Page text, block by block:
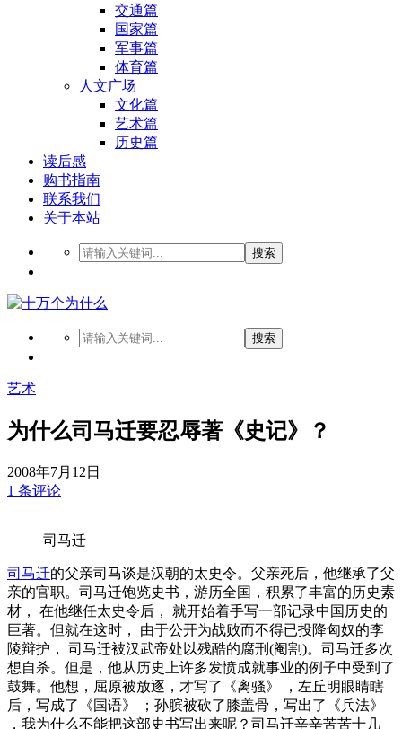
交通篇
国家篇
军事篇
体育篇
人文广场
文化篇
艺术篇
历史篇
读后感
购书指南
联系我们
关于本站
搜索
搜索
艺术
为什么司马迁要忍辱著《史记》？
2008年7月12日
1 条评论
司马迁
司马迁的父亲司马谈是汉朝的太史令。父亲死后，他继承了父
亲的官职。司马迁饱览史书，游历全国，积累了丰富的历史素
材， 在他继任太史令后， 就开始着手写一部记录中国历史的
巨著。但就在这时， 由于公开为战败而不得已投降匈奴的李
陵辩护， 司马迁被汉武帝处以残酷的腐刑(阉割)。司马迁多次
想自杀。但是，他从历史上许多发愤成就事业的例子中受到了
鼓舞。他想，屈原被放逐，才写了《离骚》 ，左丘明眼睛瞎
后，写成了《国语》 ；孙膑被砍了膝盖骨，写出了《兵法》
，我为什么不能把这部史书写出来呢？司马迁辛辛苦苦十几